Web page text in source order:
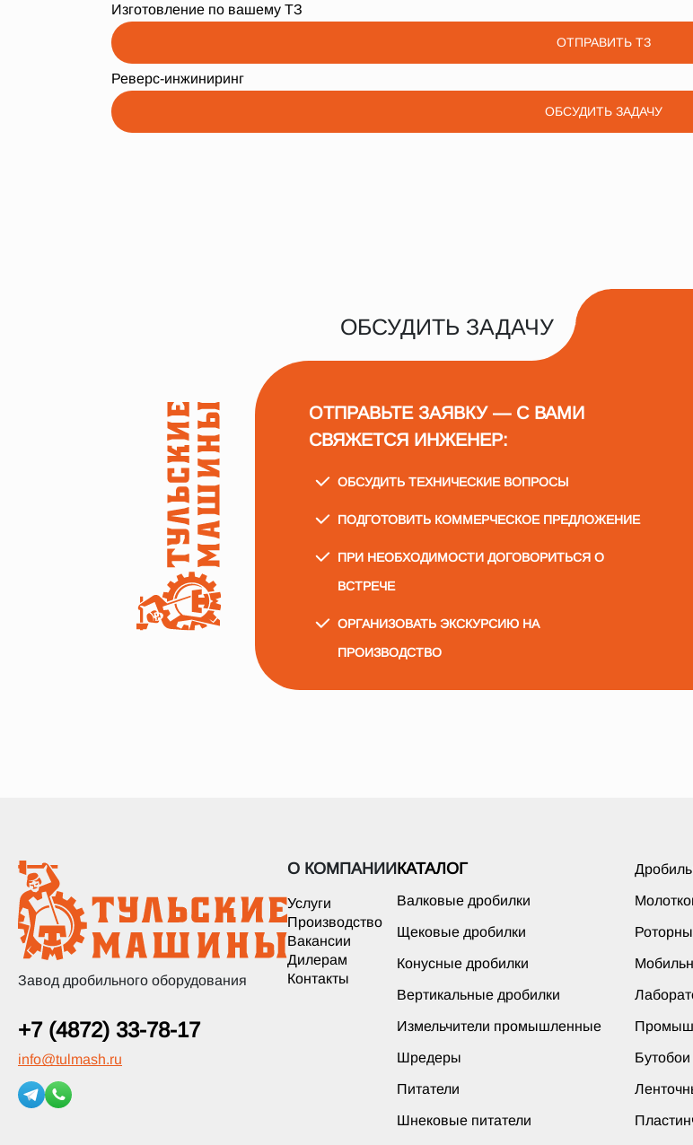
Изготовление по вашему ТЗ
ОТПРАВИТЬ ТЗ
Реверс-инжиниринг
ОБСУДИТЬ ЗАДАЧУ
ОБСУДИТЬ ЗАДАЧУ
ОТПРАВЬТЕ ЗАЯВКУ — С ВАМИ
СВЯЖЕТСЯ ИНЖЕНЕР:
ОБСУДИТЬ ТЕХНИЧЕСКИЕ ВОПРОСЫ
ПОДГОТОВИТЬ КОММЕРЧЕСКОЕ ПРЕДЛОЖЕНИЕ
ПРИ НЕОБХОДИМОСТИ ДОГОВОРИТЬСЯ О
ВСТРЕЧЕ
ОРГАНИЗОВАТЬ ЭКСКУРСИЮ НА
ПРОИЗВОДСТВО
Завод дробильного оборудования
+7 (4872) 33-78-17
info@tulmash.ru
О КОМПАНИИ
Услуги
Производство
Вакансии
Дилерам
Контакты
КАТАЛОГ
Валковые дробилки
Щековые дробилки
Конусные дробилки
Вертикальные дробилки
Измельчители промышленные
Шредеры Бутобои
Питатели
Шнековые питатели